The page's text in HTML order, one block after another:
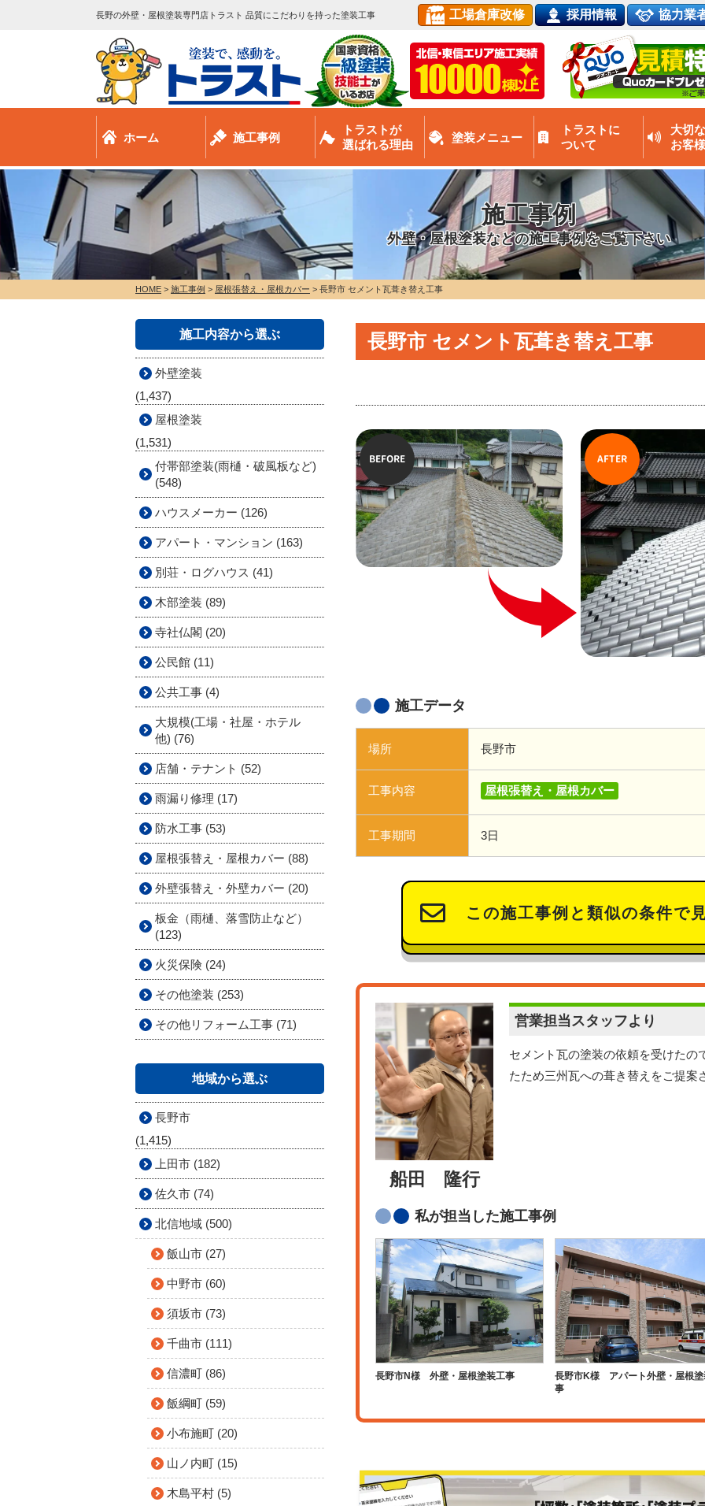
長野の外壁・屋根塗装専門店トラスト 品質にこだわりを持った塗装工事 工場倉庫改修 採用情報 協力業
ホーム 施工事例
トラストが
選ばれる理由
塗装メニュー
トラストに
ついて
大切な
お客
施工事例
外壁・屋根塗装などの施工事例をご覧下さい
HOME > 施工事例 > 屋根張替え・屋根カバー > 長野市 セメント瓦葺き替え工事
長野市 セメント瓦葺き替え工事
AFTER
BEFORE
施工データ
場所 長野市
工事内容 屋根張替え・屋根カバー
工事期間 3日
この施工事例と類似の条件で
船田 隆行
営業担当スタッフより
セメント瓦の塗装の依頼を受けたの
たため三州瓦への葺き替えをご提案
私が担当した施工事例
長野市N様 外壁・屋根塗装工事
長野市K様 アパート外壁・屋根塗
事
施工内容から選ぶ
外壁塗装
(1,437)
屋根塗装
(1,531)
付帯部塗装(雨樋・破風板など)
(548)
ハウスメーカー (126)
アパート・マンション (163)
別荘・ログハウス (41)
木部塗装 (89)
寺社仏閣 (20)
公民館 (11)
公共工事 (4)
大規模(工場・社屋・ホテル
他) (76)
店舗・テナント (52)
雨漏り修理 (17)
防水工事 (53)
屋根張替え・屋根カバー (88)
外壁張替え・外壁カバー (20)
板金（雨樋、落雪防止など）
(123)
火災保険 (24)
その他塗装 (253)
その他リフォーム工事 (71)
地域から選ぶ
長野市
(1,415)
上田市 (182)
佐久市 (74)
北信地域 (500)
飯山市 (27)
中野市 (60)
須坂市 (73)
千曲市 (111)
信濃町 (86)
飯綱町 (59)
小布施町 (20)
山ノ内町 (15)
木島平村 (5)